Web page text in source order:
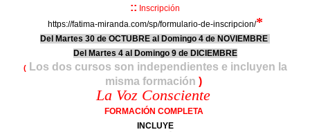
:: Inscripción
https://fatima-miranda.com/sp/formulario-de-inscripcion/*
Del Martes 30 de OCTUBRE al Domingo 4 de NOVIEMBRE
Del Martes 4 al Domingo 9 de DICIEMBRE
(
Los dos cursos son independientes e incluyen la
misma formación )
La Voz Consciente
FORMACIÓN COMPLETA
INCLUYE